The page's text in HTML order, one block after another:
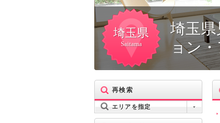
埼玉県
Saitama
埼玉
ョン
再検索
エリアを指定